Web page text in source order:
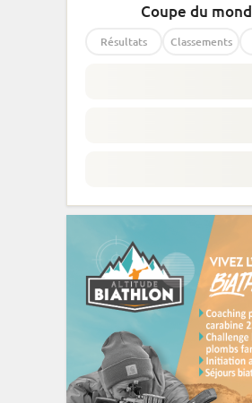
Coupe du
Résultats Classements